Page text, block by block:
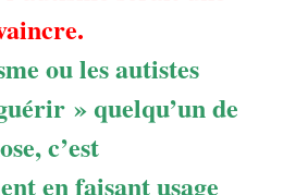
ou les autistes
» quelqu’un de
c’est
en faisant usage